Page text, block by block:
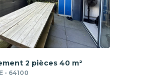
2 pièces 40 m²
- 64100